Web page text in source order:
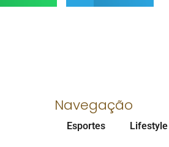
Navegação
Esportes Lifestyle